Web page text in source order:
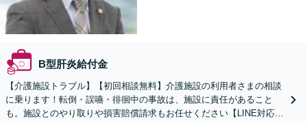
B型肝炎給付金
【介護施設トラブル】【初回相談無料】介護施設の利用者さまの相談
に乗ります！転倒・誤嚥・徘徊中の事故は、施設に責任があること
も。施設とのやり取りや損害賠償請求もお任せください【LINE対応